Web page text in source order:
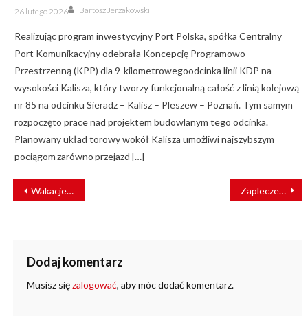
Posted
on
26 lutego 2026 Author
Bartosz Jerzakowski
Realizując program inwestycyjny Port Polska, spółka Centralny
Port Komunikacyjny odebrała Koncepcję Programowo-
Przestrzenną (KPP) dla 9-kilometrowegoodcinka linii KDP na
wysokości Kalisza, który tworzy funkcjonalną całość z linią kolejową
nr 85 na odcinku Sieradz – Kalisz – Pleszew – Poznań. Tym samym
rozpoczęto prace nad projektem budowlanym tego odcinka.
Planowany układ torowy wokół Kalisza umożliwi najszybszym
pociągom zarówno przejazd […]
NAWIGACJA
WPISU
Wakacje pełne kolejowych przygód. Rusza „Stacja Dzieci” w Stacji Muzeum Zaplecze techniczne KM w Radomiu ruszyło pełną parą
Dodaj komentarz
Musisz sięzalogować, aby móc dodać komentarz.